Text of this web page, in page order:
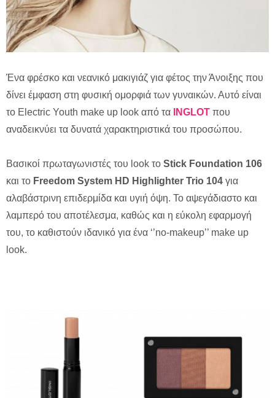
Ένα φρέσκο και νεανικό μακιγιάζ για φέτος την Άνοιξης που
δίνει έμφαση στη φυσική ομορφιά των γυναικών. Αυτό είναι
το Electric Youth make up look από τα
INGLOT που
αναδεικνύει τα δυνατά χαρακτηριστικά του προσώπου.
Βασικοί πρωταγωνιστές του look το Stick Foundation 106
και το Freedom System HD Highlighter Trio 104 για
αλαβάστρινη επιδερμίδα και υγιή όψη. Το αψεγάδιαστο και
λαμπερό του αποτέλεσμα, καθώς και η εύκολη εφαρμογή
του, το καθιστούν ιδανικό για ένα ‘’no-makeup’’ make up
look.